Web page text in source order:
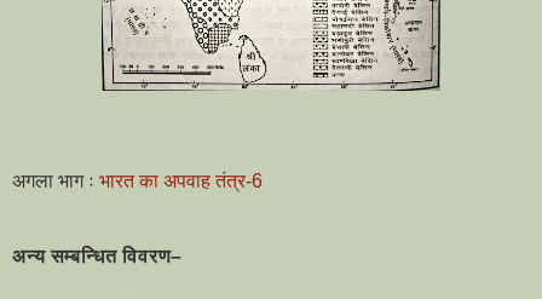
अगला भाग ः भारत का अपवाह तंत्र-6
अन्य सम्बन्धित विवरण–